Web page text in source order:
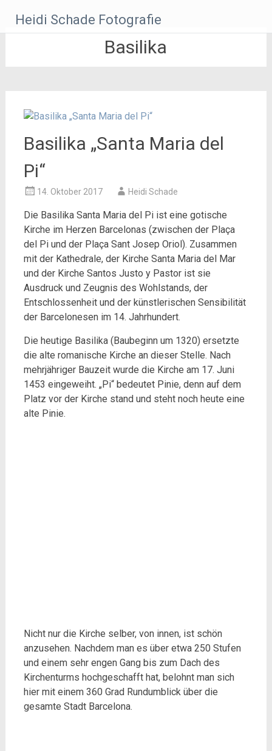
Inhalt
springen
Heidi Schade Fotografie
Basilika
Basilika „Santa Maria del
Pi“
14. Oktober 2017 Heidi Schade
Die Basilika Santa Maria del Pi ist eine gotische
Kirche im Herzen Barcelonas (zwischen der Plaça
del Pi und der Plaça Sant Josep Oriol). Zusammen
mit der Kathedrale, der Kirche Santa Maria del Mar
und der Kirche Santos Justo y Pastor ist sie
Ausdruck und Zeugnis des Wohlstands, der
Entschlossenheit und der künstlerischen Sensibilität
der Barcelonesen im 14. Jahrhundert.
Die heutige Basilika (Baubeginn um 1320) ersetzte
die alte romanische Kirche an dieser Stelle. Nach
mehrjähriger Bauzeit wurde die Kirche am 17. Juni
1453 eingeweiht. „Pi“ bedeutet Pinie, denn auf dem
Platz vor der Kirche stand und steht noch heute eine
alte Pinie.
Nicht nur die Kirche selber, von innen, ist schön
anzusehen. Nachdem man es über etwa 250 Stufen
und einem sehr engen Gang bis zum Dach des
Kirchenturms hochgeschafft hat, belohnt man sich
hier mit einem 360 Grad Rundumblick über die
gesamte Stadt Barcelona.